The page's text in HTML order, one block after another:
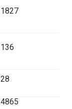
1827
136
28
4865